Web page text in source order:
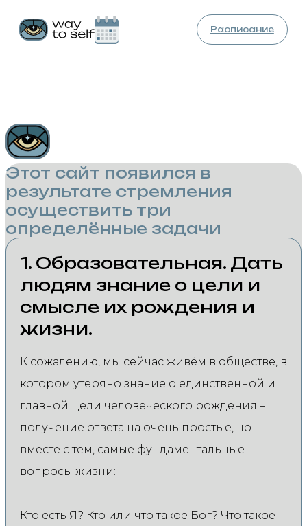
Расписание
Этот сайт появился в
результате стремления
осуществить три
определённые задачи
1. Образовательная. Дать
людям знание о цели и
смысле их рождения и
жизни.
К сожалению, мы сейчас живём в обществе, в
котором утеряно знание о единственной и
главной цели человеческого рождения –
получение ответа на очень простые, но
вместе с тем, самые фундаментальные
вопросы жизни:
Кто есть Я? Кто или что такое Бог? Что такое